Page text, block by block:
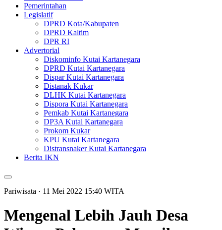
Pemerintahan
Legislatif
DPRD Kota/Kabupaten
DPRD Kaltim
DPR RI
Advertorial
Diskominfo Kutai Kartanegara
DPRD Kutai Kartanegara
Dispar Kutai Kartanegara
Distanak Kukar
DLHK Kutai Kartanegara
Dispora Kutai Kartanegara
Pemkab Kutai Kartanegara
DP3A Kutai Kartanegara
Prokom Kukar
KPU Kutai Kartanegara
Distransnaker Kutai Kartanegara
Berita IKN
Pariwisata · 11 Mei 2022 15:40 WITA
Mengenal Lebih Jauh Desa